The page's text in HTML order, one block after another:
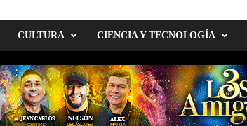
CULTURA CIENCIA Y TECNOLOGÍA